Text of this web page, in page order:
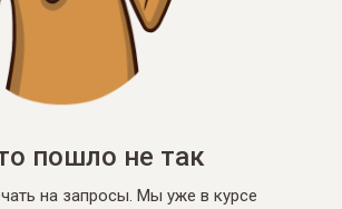
пошло не так
на запросы. Мы уже в курсе